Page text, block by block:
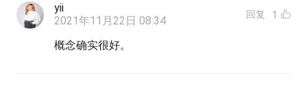
yii
2021年11月22日 08:34
回复 1
概念确实很好。